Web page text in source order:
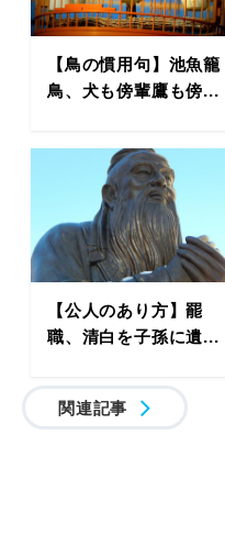
【鳥の慣用句】池魚籠
鳥、犬も傍輩鷹も傍...
【公人のあり方】罷
職、清白を子孫に遺...
関連記事